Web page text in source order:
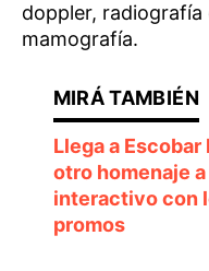
doppler,
mamografía.
Llega a
otro homenaje
interactivo con
promos